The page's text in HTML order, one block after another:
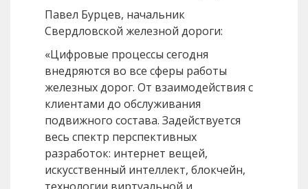
Павел Бурцев, начальник
Свердловской железной дороги:
«Цифровые процессы сегодня
внедряются во все сферы работы
железных дорог. От взаимодействия с
клиентами до обслуживания
подвижного состава. Задействуется
весь спектр перспективных
разработок: интернет вещей,
искусственный интеллект, блокчейн,